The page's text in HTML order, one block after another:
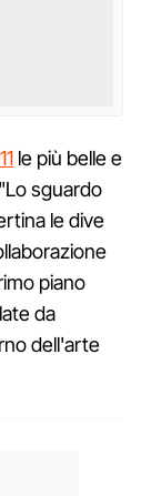
le più belle e
sguardo
le dive
piano
da
dell'arte